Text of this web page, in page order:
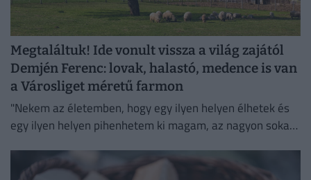
Megtaláltuk! Ide vonult vissza a világ zajától
Demjén Ferenc: lovak, halastó, medence is van
a Városliget méretű farmon
"Nekem az életemben, hogy egy ilyen helyen élhetek és
egy ilyen helyen pihenhetem ki magam, az nagyon sokat
természetbe."